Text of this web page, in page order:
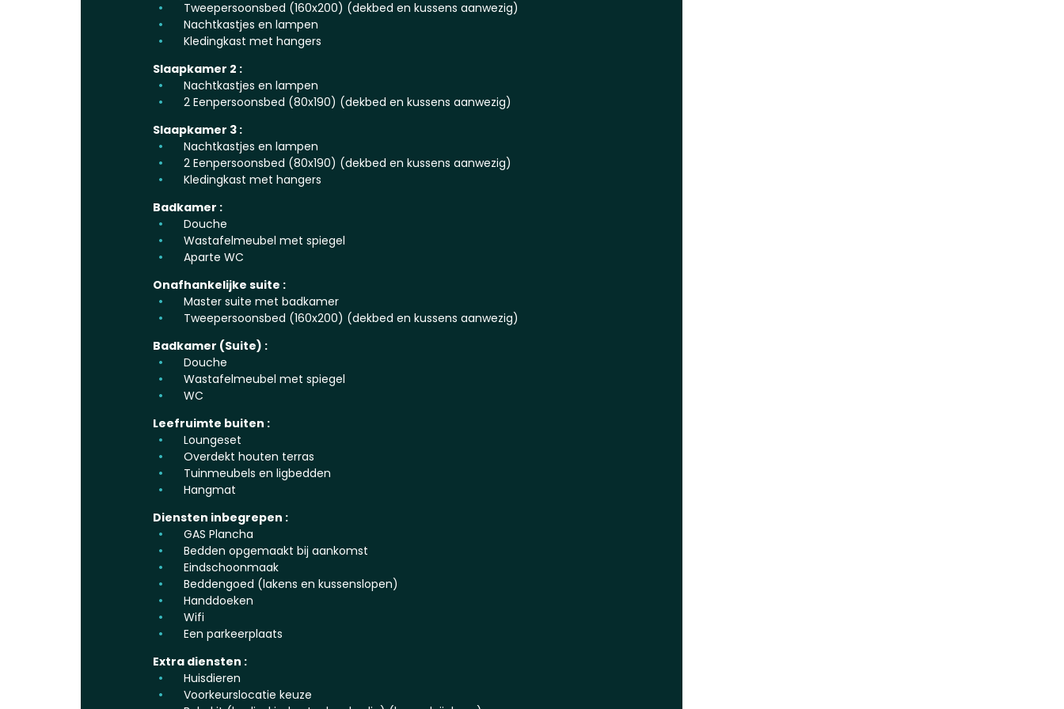
Tweepersoonsbed (160x200) (dekbed en kussens aanwezig)
Nachtkastjes en lampen
Kledingkast met hangers
Slaapkamer 2 :
Nachtkastjes en lampen
2 Eenpersoonsbed (80x190) (dekbed en kussens aanwezig)
Slaapkamer 3 :
Nachtkastjes en lampen
2 Eenpersoonsbed (80x190) (dekbed en kussens aanwezig)
Kledingkast met hangers
Badkamer :
Douche
Wastafelmeubel met spiegel
Aparte WC
Onafhankelijke suite :
Master suite met badkamer
Tweepersoonsbed (160x200) (dekbed en kussens aanwezig)
Badkamer (Suite) :
Douche
Wastafelmeubel met spiegel
WC
Leefruimte buiten :
Loungeset
Overdekt houten terras
Tuinmeubels en ligbedden
Hangmat
Diensten inbegrepen :
GAS Plancha
Bedden opgemaakt bij aankomst
Eindschoonmaak
Beddengoed (lakens en kussenslopen)
Handdoeken
Wifi
Een parkeerplaats
Extra diensten :
Huisdieren
Voorkeurslocatie keuze